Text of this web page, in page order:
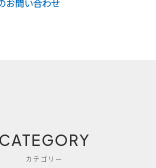
お問い合わせ
CATEGORY
カテゴリー